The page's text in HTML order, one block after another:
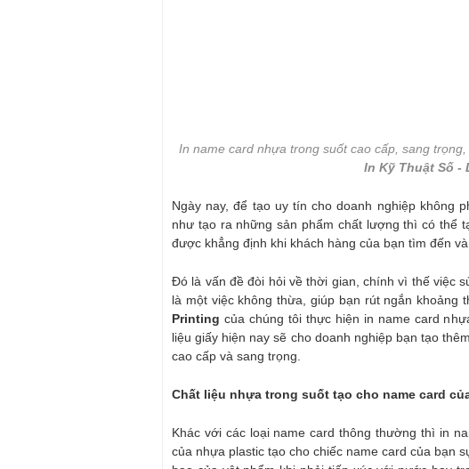
In name card nhựa trong suốt cao cấp, sang
In Kỹ Thuật Số -
Ngày nay, để tạo uy tín cho doanh nghiệp không
như tạo ra những sản phẩm chất lượng thì có thể
được khẳng định khi khách hàng của bạn tìm đến
Đó là vấn đề đòi hỏi về thời gian, chính vì thế việc
là một việc không thừa, giúp bạn rút ngắn khoảng
Printing của chúng tôi thực hiện in name card
liệu giấy hiện nay sẽ cho doanh nghiệp bạn tạo
cao cấp và sang trọng.
Chất liệu nhựa trong suốt tạo cho name card
Khác với các loại name card thông thường thì in
của nhựa plastic tạo cho chiếc name card của bạn